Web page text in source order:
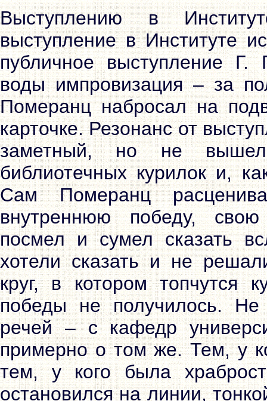
Выступлению в
выступление в Институте
публичное выступление
воды импровизация – за
Померанц набросал на
карточке. Резонанс от
заметный, но не
библиотечных курилок и,
Сам Померанц
внутреннюю победу,
посмел и сумел сказать
хотели сказать и не
круг, в котором топчутся
победы не получилось.
речей – с кафедр
примерно о том же. Тем, у
тем, у кого была
остановился на линии,